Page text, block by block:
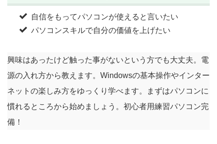
自信をもってパソコンが使えると言いたい
パソコンスキルで自分の価値を上げたい
興味はあったけど触った事がないという方でも大丈夫。電
源の入れ方から教えます。Windowsの基本操作やインター
ネットの楽しみ方をゆっくり学べます。まずはパソコンに
慣れるところから始めましょう。初心者用練習パソコン完
備！